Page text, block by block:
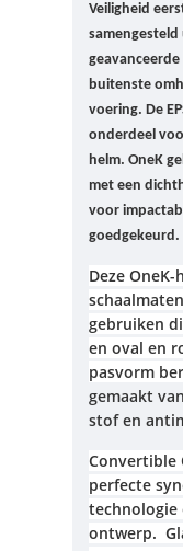
Veiligheid
buitenste
voering. De
onderdeel
helm. OneK
met een
voor
goedgekeurd.
Deze
gebruiken
en oval en
pasvorm
gemaakt
stofen
Convertible
perfecte
technologie
ontwerp.